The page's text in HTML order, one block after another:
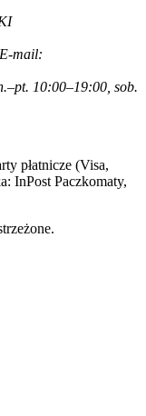
E-mail:
10:00–19:00, sob.
płatnicze (Visa,
InPost Paczkomaty,